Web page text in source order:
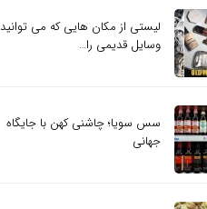
لیستی از مکان هایی که می توانید
وسایل قدیمی را…
سس سویا؛ چاشنی کهن با جایگاه
جهانی